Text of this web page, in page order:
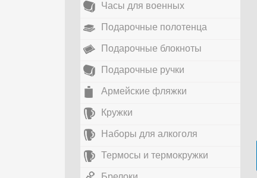
Часы для военных
Подарочные полотенца
Подарочные блокноты
Подарочные ручки
Армейские фляжки
Кружки
Наборы для алкоголя
Термосы и термокружки